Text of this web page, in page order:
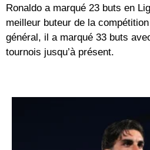
Ronaldo a marqué 23 buts en
meilleur buteur de la
général, il a marqué 33 buts
tournois jusqu’à présent.